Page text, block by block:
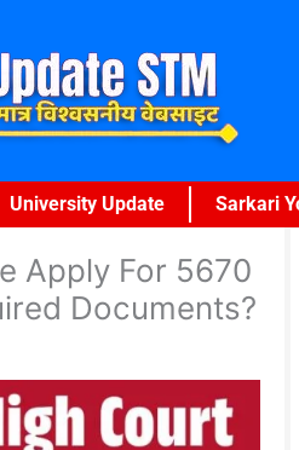
University Update Sarkari
Apply For 5670
Documents?